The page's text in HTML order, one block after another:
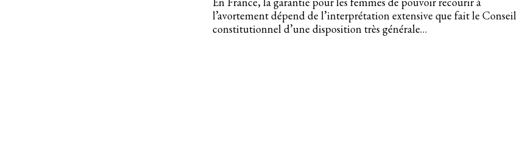
l’avortement dépend de l’interprétation extensive que fait le Conseil
constitutionnel d’une disposition très générale…